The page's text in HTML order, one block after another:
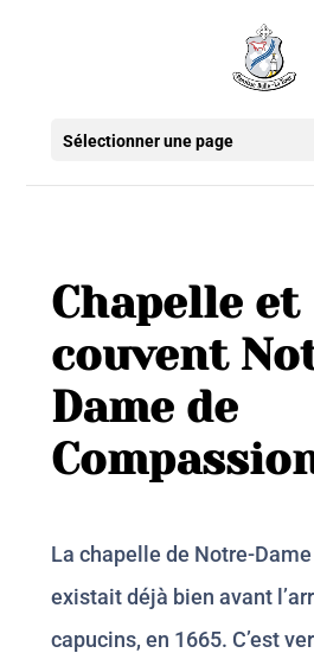
Sélectionner une page
Chapelle et
couvent
Dame de
La chapelle de Notre-
existait déjà bien avant
capucins, en 1665. C’est